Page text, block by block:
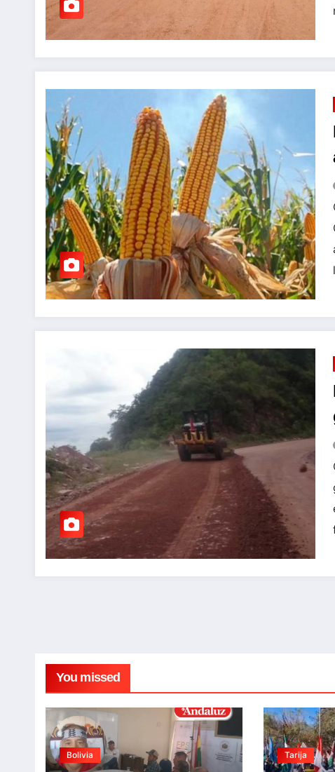
You missed
Bolivia Tarija